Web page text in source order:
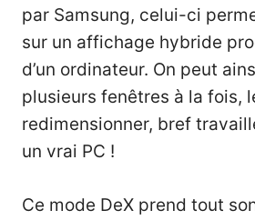
par Samsung, celui-ci
sur un affichage hybride
d’un ordinateur. On peut
plusieurs fenêtres à la fois,
redimensionner, bref
un vrai PC !
Ce mode DeX prend tout